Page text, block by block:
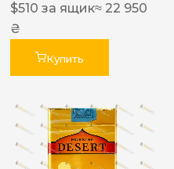
$510 за ящик≈ 22 950
₴
Купить